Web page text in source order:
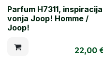
Parfum H7311, inspiracija
vonja Joop! Homme /
Joop!
22,00